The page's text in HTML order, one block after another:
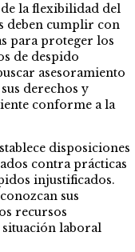
la flexibilidad del
deben cumplir con
para proteger los
de despido
asesoramiento
derechos y
conforme a la
disposiciones
contra prácticas
injustificados.
sus
recursos
laboral